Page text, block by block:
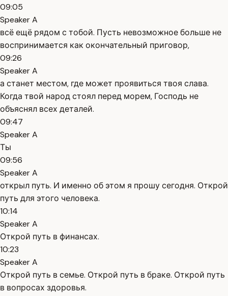
09:05
Speaker A
всё ещё рядом с тобой. Пусть невозможное больше не
воспринимается как окончательный приговор,
09:26
Speaker A
а станет местом, где может проявиться твоя слава.
Когда твой народ стоял перед морем, Господь не
объяснял всех деталей.
09:47
Speaker A
Ты
09:56
Speaker A
открыл путь. И именно об этом я прошу сегодня. Открой
путь для этого человека.
10:14
Speaker A
Открой путь в финансах.
10:23
Speaker A
Открой путь в семье. Открой путь в браке. Открой путь
в вопросах здоровья.